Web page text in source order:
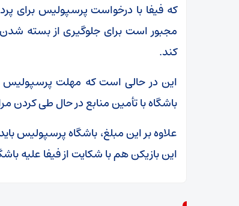
که فیفا با درخواست پرسپولیس برای
مجبور است برای جلوگیری از بسته شدن
کند.
این در حالی است که مهلت پرسپولیس
باشگاه با تأمین منابع در حال طی کردن
این بازیکن هم با شکایت از فیفا علیه